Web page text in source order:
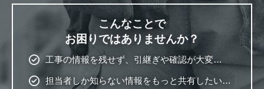
こんなことで
お困りではありませんか？
工事の情報を残せず、引継ぎや確認が大変…
担当者しか知らない情報をもっと共有したい…